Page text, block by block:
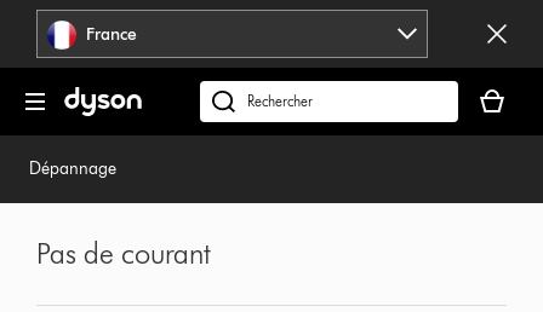
Sauter
pages
France
Rechercher
des
panier
est
Dépannage
Pas de courant